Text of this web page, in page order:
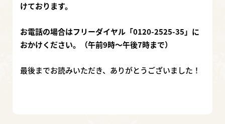
けております。
お電話の場合はフリーダイヤル「0120-2525-35」に
おかけください。（午前9時～午後7時まで）
最後までお読みいただき、ありがとうございました！